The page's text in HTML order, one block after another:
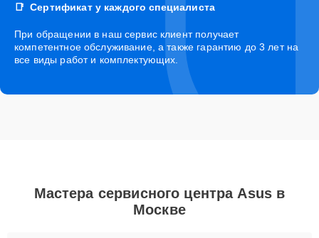
Сертификат у каждого специалиста
При обращении в наш сервис клиент получает
компетентное обслуживание, а также гарантию до 3 лет на
все виды работ и комплектующих.
Мастера сервисного центра Asus в
Москве